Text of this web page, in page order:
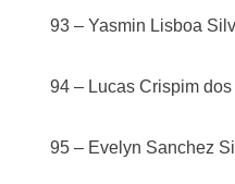
93 – Yasmin Lisboa
94 – Lucas Crispim
95 – Evelyn Sanchez